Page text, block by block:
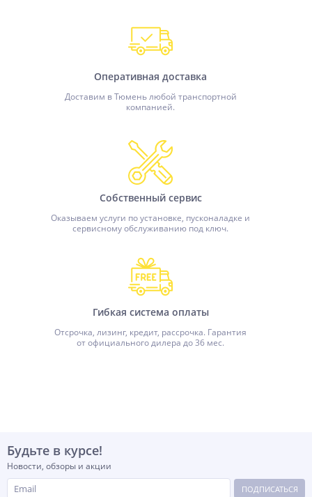
Оперативная доставка
Доставим в Тюмень любой транспортной
компанией.
Собственный сервис
Оказываем услуги по установке, пусконаладке и
сервисному обслуживанию под ключ.
Гибкая система оплаты
Отсрочка, лизинг, кредит, рассрочка. Гарантия
от официального дилера до 36 мес.
Будьте в курсе!
Новости, обзоры и акции
ПОДПИСАТЬСЯ